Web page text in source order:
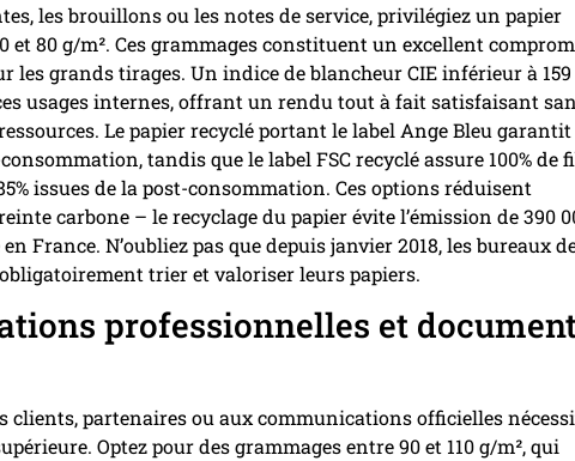
les brouillons ou les notes de service, privilégiez un papier
et 80 g/m². Ces grammages constituent un excellent
les grands tirages. Un indice de blancheur CIE inférieur à 159
usages internes, offrant un rendu tout à fait satisfaisant
Le papier recyclé portant le label Ange Bleu garantit
tandis que le label FSC recyclé assure 100% de
issues de la post-consommation. Ces options réduisent
carbone – le recyclage du papier évite l’émission de 390
France. N’oubliez pas que depuis janvier 2018, les bureaux
trier et valoriser leurs papiers.
professionnelles et
clients, partenaires ou aux communications officielles
Optez pour des grammages entre 90 et 110 g/m², qui